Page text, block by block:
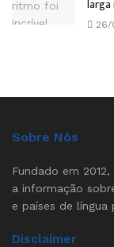
larga
26/
Sobre Nós
Fundado em
a informação
e países de língua
Disclaimer